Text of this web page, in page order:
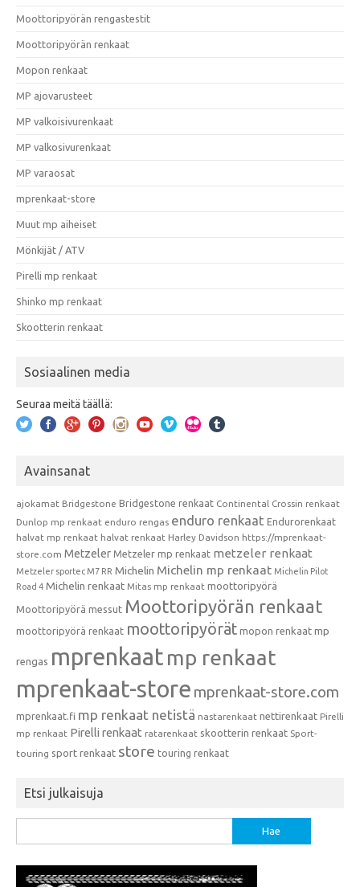
Moottoripyörän rengastestit
Moottoripyörän renkaat
Mopon renkaat
MP ajovarusteet
MP valkoisivurenkaat
MP valkosivurenkaat
MP varaosat
mprenkaat-store
Muut mp aiheiset
Mönkijät / ATV
Pirelli mp renkaat
Shinko mp renkaat
Skootterin renkaat
Sosiaalinen media
Seuraa meitä täällä:
Avainsanat
ajokamat Bridgestone Bridgestone renkaat Continental Crossin renkaat
Dunlop mp renkaat enduro rengas enduro renkaat Endurorenkaat
halvat mp renkaat halvat renkaat Harley Davidson https://mprenkaat-
store.com Metzeler Metzeler mp renkaat metzeler renkaat
Metzeler sportec M7 RR Michelin Michelin mp renkaat Michelin Pilot
Road 4 Michelin renkaat Mitas mp renkaat moottoripyörä
Moottoripyörä messut Moottoripyörän renkaat
moottoripyörä renkaat moottoripyörät mopon renkaat mp
rengas mprenkaat mp renkaat
mprenkaat-store mprenkaat-store.com
mprenkaat.fi mp renkaat netistä nastarenkaat nettirenkaat Pirelli
mp renkaat Pirelli renkaat ratarenkaat skootterin renkaat Sport-
touring sport renkaat store touring renkaat
Etsi julkaisuja